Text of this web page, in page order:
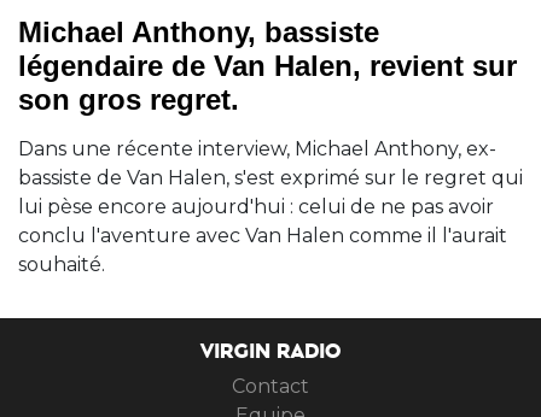
Michael Anthony, bassiste
légendaire de Van Halen, revient sur
son gros regret.
Dans une récente interview, Michael Anthony, ex-
bassiste de Van Halen, s'est exprimé sur le regret qui
lui pèse encore aujourd'hui : celui de ne pas avoir
conclu l'aventure avec Van Halen comme il l'aurait
souhaité.
VIRGIN RADIO
Contact